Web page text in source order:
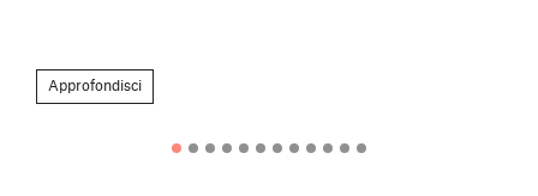
Approfondisci